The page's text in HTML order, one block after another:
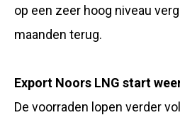
op een zeer hoog niveau
maanden terug.
Export Noors LNG start
De voorraden lopen verder